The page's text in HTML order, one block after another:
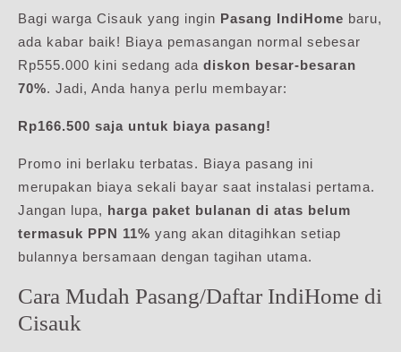
Bagi warga Cisauk yang ingin Pasang IndiHome baru,
ada kabar baik! Biaya pemasangan normal sebesar
Rp555.000 kini sedang ada diskon besar-besaran
70%. Jadi, Anda hanya perlu membayar:
Rp166.500 saja untuk biaya pasang!
Promo ini berlaku terbatas. Biaya pasang ini
merupakan biaya sekali bayar saat instalasi pertama.
Jangan lupa, harga paket bulanan di atas belum
termasuk PPN 11% yang akan ditagihkan setiap
bulannya bersamaan dengan tagihan utama.
Cara Mudah Pasang/Daftar IndiHome di
Cisauk